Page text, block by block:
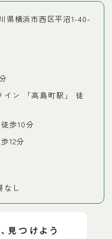
県横浜市西区平沼1-40-
イン 「高島町駅」 徒
歩10分
12分
なし